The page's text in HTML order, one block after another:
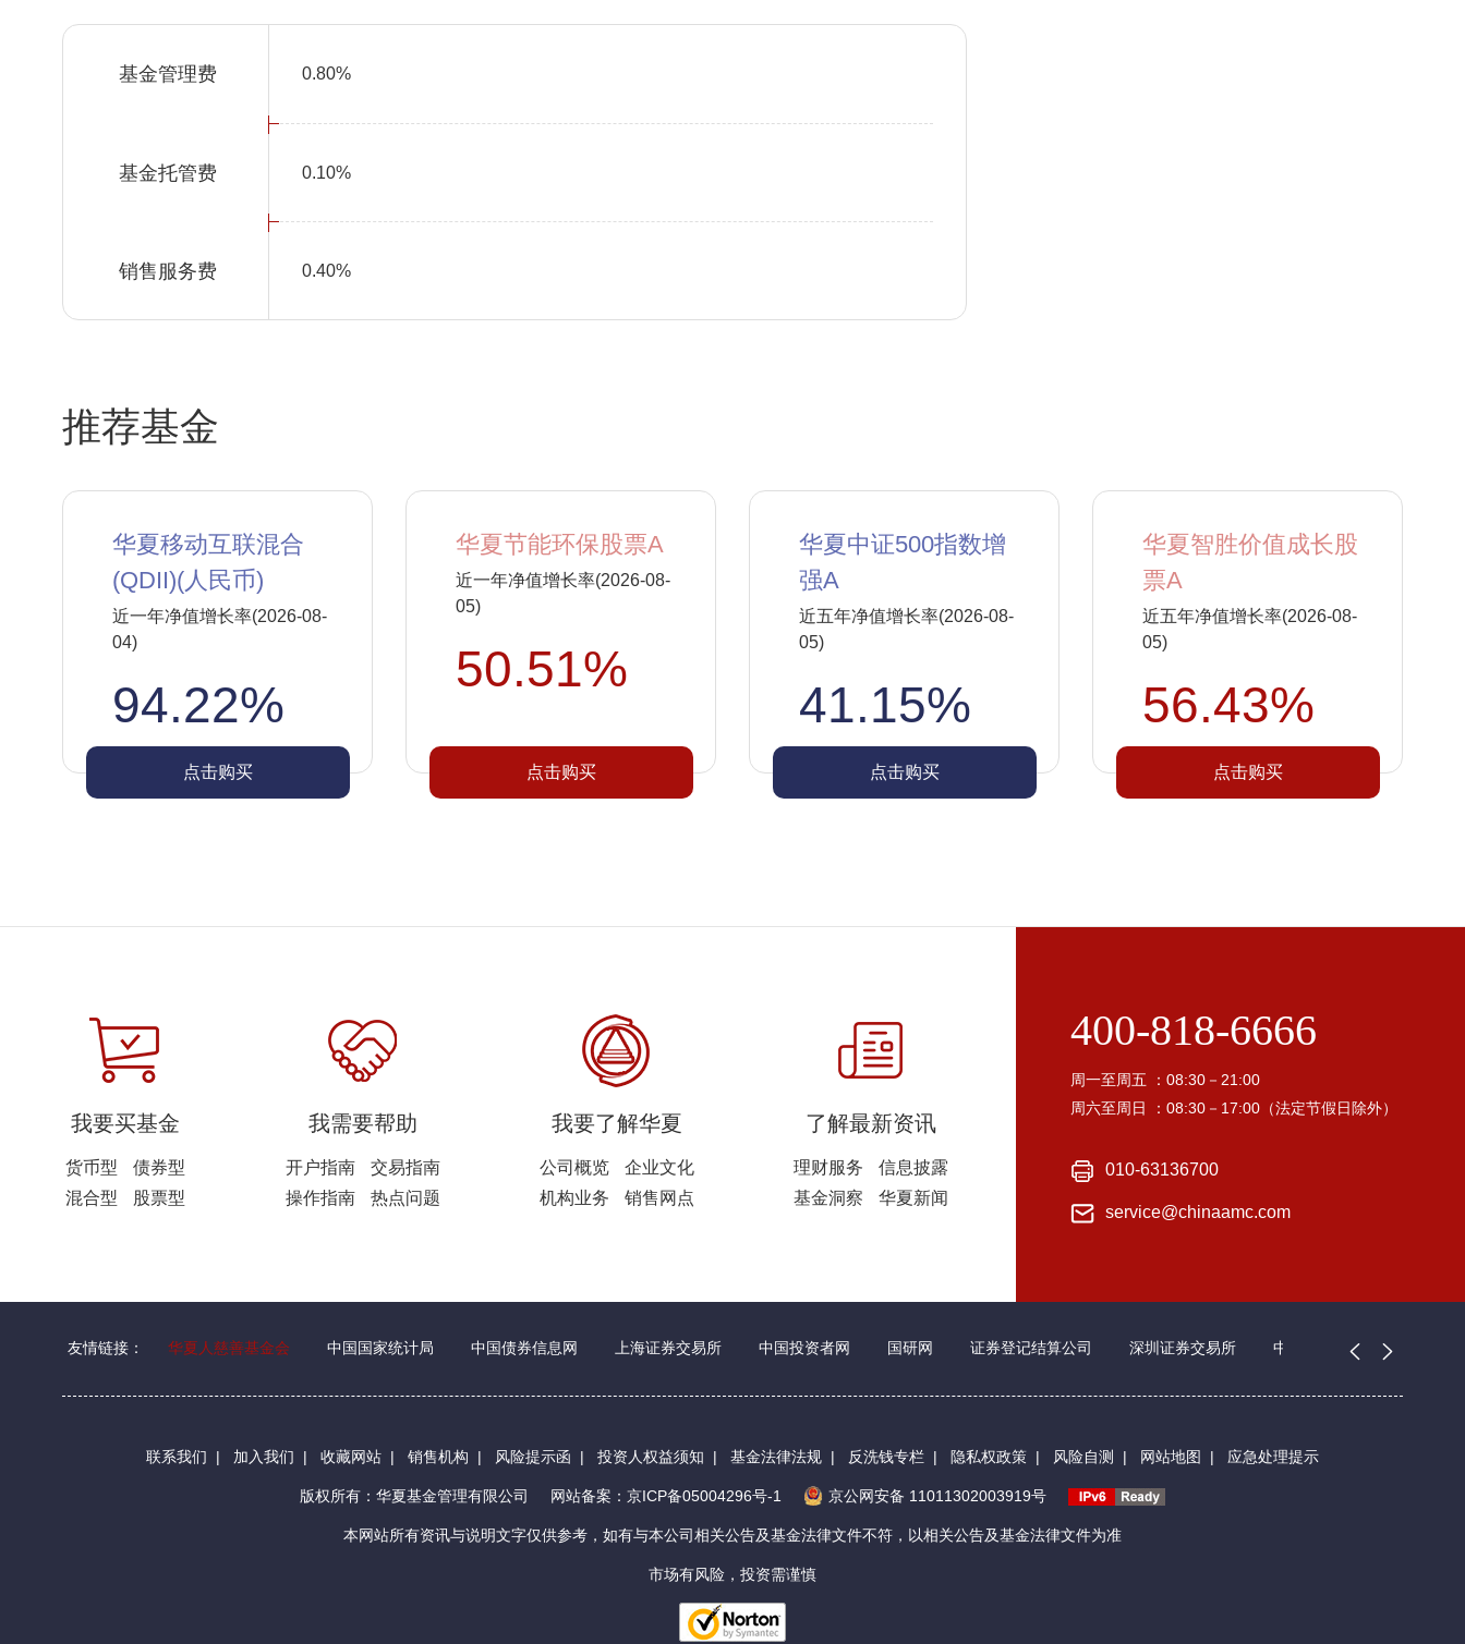
基金管理费 0.80%
基金托管费 0.10%
销售服务费 0.40%
推荐基金
华夏移动互联混合
(QDII)(人民币)
近一年净值增长率(2026-08-
04)
94.22%
点击购买
华夏节能环保股票A
近一年净值增长率(2026-08-
05)
50.51%
点击购买
华夏中证500指数增
强A
近五年净值增长率(2026-08-
05)
41.15%
点击购买
华夏智胜价值成长股
票A
近五年净值增长率(2026-08-
05)
56.43%
点击购买
我要买基金
货币型
债券型
混合型
股票型
我需要帮助
开户指南
交易指南
操作指南
热点问题
我要了解华夏
公司概览
企业文化
机构业务
销售网点
了解最新资讯
理财服务
信息披露
基金洞察
华夏新闻
400-818-6666
周一至周五 ：08:30－21:00
周六至周日 ：08:30－17:00（法定节假日除外）
010-63136700
service@chinaamc.com
友情链接： 华夏人慈善基金会 中国国家统计局 中国债券信息网 上海证券交易所 中国投资者网 国研网 证券登记结算公司 深圳证券交易所 中国证券业协会
联系我们 | 加入我们 | 收藏网站 | 销售机构 | 风险提示函 | 投资人权益须知 | 基金法律法规 | 反洗钱专栏 | 隐私权政策 | 风险自测 | 网站地图 | 应急处理提示
版权所有：华夏基金管理有限公司 网站备案：京ICP备05004296号-1 京公网安备 11011302003919号
本网站所有资讯与说明文字仅供参考，如有与本公司相关公告及基金法律文件不符，以相关公告及基金法律文件为准
市场有风险，投资需谨慎